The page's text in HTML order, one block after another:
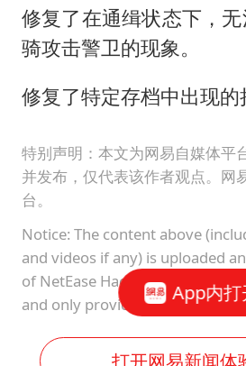
修复了在通缉状态下，
骑攻击警卫的现象。
修复了特定存档中出现的
特别声明：本文为网易自媒体平
并发布，仅代表该作者观点。网
台。
Notice: The content above
and videos if any) is uploaded
of NetEase Hao, which is a
and only provides information
打开网易新闻体
App内打